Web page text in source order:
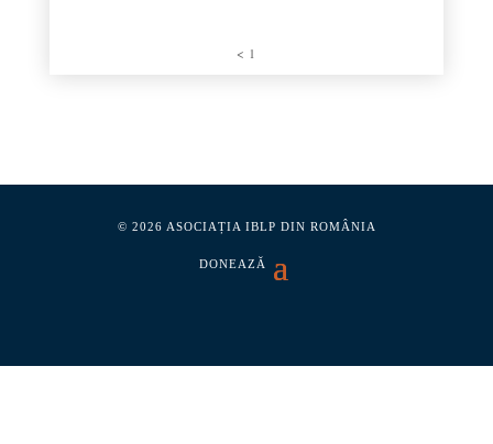
< 1
© 2026 ASOCIAȚIA IBLP DIN ROMÂNIA
DONEAZĂ